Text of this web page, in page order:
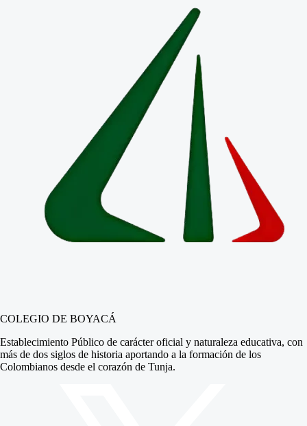
COLEGIO DE BOYACÁ
Establecimiento Público de carácter oficial y naturaleza educativa, con
más de dos siglos de historia aportando a la formación de los
Colombianos desde el corazón de Tunja.